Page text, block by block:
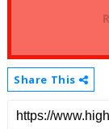
Share This